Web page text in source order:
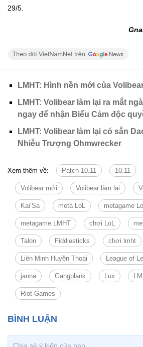
29/5.
LMHT: Hình nền mới của
LMHT: Volibear làm lại ra mắt
ngay để nhận Biểu Cảm độc
LMHT: Volibear làm lại có sẵn
Nhiễu Trượng Ohmwrecker
Xem thêm về: Patch 10.11 10.11
Volibear mới Volibear làm lại
Kai’Sa meta LoL metagame
metagame LMHT chơi LoL
Talon Fiddlesticks chơi lmht
Liên Minh Huyền Thoại League of
janna Gangplank Lux
Riot Games